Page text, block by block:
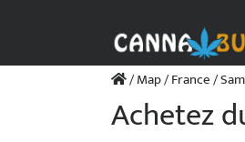
/Map/France/
Achetez